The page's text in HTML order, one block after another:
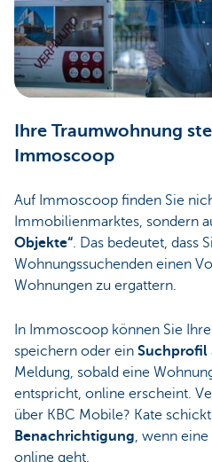
Ihre Traumwohnung
Immoscoop
Auf Immoscoop finden Sie
Immobilienmarktes, sondern
Objekte“. Das bedeutet, dass
Wohnungssuchenden einen
Wohnungen zu ergattern.
In Immoscoop können Sie
speichern oder ein Suchprofil
Meldung, sobald eine
entspricht, online erscheint.
über KBC Mobile? Kate
Benachrichtigung, wenn
online geht.